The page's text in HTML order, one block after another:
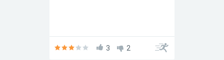
3 2